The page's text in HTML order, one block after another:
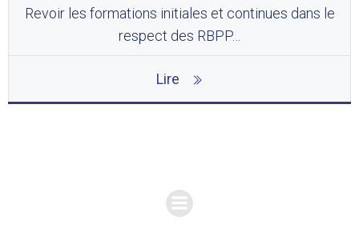
Revoir les formations initiales et continues dans le
respect des RBPP…
Lire